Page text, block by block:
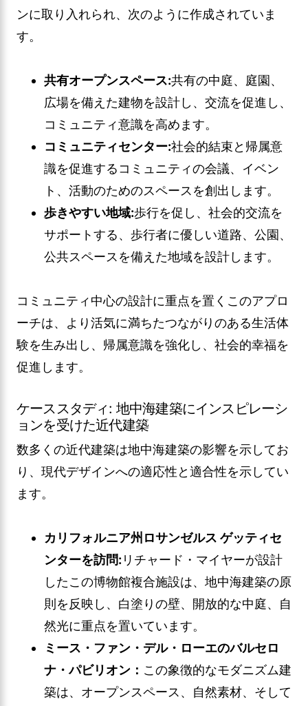
ンに取り入れられ、次のように作成されていま
す。
共有オープンスペース:共有の中庭、庭園、
広場を備えた建物を設計し、交流を促進し、
コミュニティ意識を高めます。
コミュニティセンター:社会的結束と帰属意
識を促進するコミュニティの会議、イベン
ト、活動のためのスペースを創出します。
歩きやすい地域:歩行を促し、社会的交流を
サポートする、歩行者に優しい道路、公園、
公共スペースを備えた地域を設計します。
コミュニティ中心の設計に重点を置くこのアプロ
ーチは、より活気に満ちたつながりのある生活体
験を生み出し、帰属意識を強化し、社会的幸福を
促進します。
ケーススタディ: 地中海建築にインスピレーシ
ョンを受けた近代建築
数多くの近代建築は地中海建築の影響を示してお
り、現代デザインへの適応性と適合性を示してい
ます。
カリフォルニア州ロサンゼルス ゲッティセ
ンターを訪問: リチャード・マイヤーが設計
したこの博物館複合施設は、地中海建築の原
則を反映し、白塗りの壁、開放的な中庭、自
然光に重点を置いています。
ミース・ファン・デル・ローエのバルセロ
ナ・パビリオン： この象徴的なモダニズム建
築は、オープンスペース、自然素材、そして